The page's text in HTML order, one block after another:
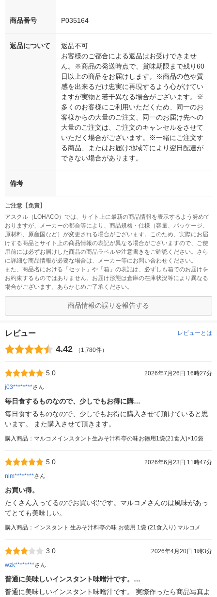
商品番号 P035164
返品について
返品不可
お客様のご都合による返品はお受けできませ
ん。※商品の発送時点で、賞味期限まで残り60
日以上の商品をお届けします。※商品の色や質
感を出来るだけ忠実に再現するよう心がけてい
ますが実物と若干異なる場合がございます。※
多くのお客様にご利用いただくため、同一のお
客様からの大量のご注文、同一のお届け先への
大量のご注文は、ご注文のキャンセルをさせて
いただく場合がございます。※一緒にご注文す
る商品、またはお届け地域等により翌日配達が
できない場合があります。
備考
ご注意【免責】
アスクル（LOHACO）では、サイト上に最新の商品情報を表示するよう努めて
おりますが、メーカーの都合等により、商品規格・仕様（容量、パッケージ、
原材料、原産国など）が変更される場合がございます。このため、実際にお届
けする商品とサイト上の商品情報の表記が異なる場合がございますので、ご使
用前には必ずお届けした商品の商品ラベルや注意書きをご確認ください。さら
に詳細な商品情報が必要な場合は、メーカー等にお問い合わせください。
また、商品名における「セット」や「箱」の表記は、必ずしも箱でのお届けを
お約束するものではありません。お届け形態は倉庫の在庫状況等により異なる
場合がございます。あらかじめご了承ください。
商品情報の誤りを報告する
レビュー レビューとは
4.42 （1,780件）
5.0
2026年7月26日 16時27分
j03********さん
毎日食するものなので、少しでもお得に購…
毎日食するものなので、少しでもお得に購入させて頂けていると思
います。 また購入させて頂きます。
購入商品：マルコメインスタント生みそ汁料亭の味お徳用1袋(21食入)×10袋
5.0
2026年6月23日 11時47分
nlm********さん
お買い得。
たくさん入ってるのでお買い得です。マルコメさんのは風味があっ
てとても美味しい。
購入商品：インスタント 生みそ汁料亭の味 お徳用 1袋 (21食入り) マルコメ
3.0
2026年4月20日 1時3分
wzk********さん
普通に美味しいインスタント味噌汁です。…
普通に美味しいインスタント味噌汁です。 実際作ったら商品写真よ